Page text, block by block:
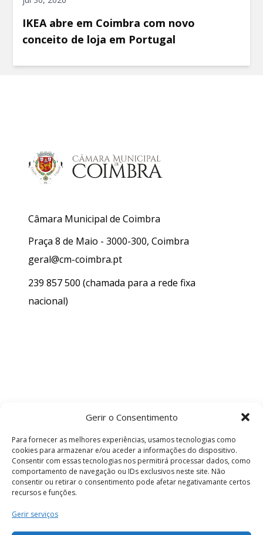
Gerir o Consentimento
Para fornecer as melhores experiências, usamos tecnologias como
cookies para armazenar e/ou aceder a informações do dispositivo.
Consentir com essas tecnologias nos permitirá processar dados, como
comportamento de navegação ou IDs exclusivos neste site. Não
consentir ou retirar o consentimento pode afetar negativamante certos
recursos e funções.
Gerir serviços
IKEA abre em Coimbra com novo
conceito de loja em Portugal
Câmara Municipal de Coimbra
Praça 8 de Maio - 3000-300, Coimbra
geral@cm-coimbra.pt
239 857 500 (chamada para a rede fixa
nacional)
Termos e Condições